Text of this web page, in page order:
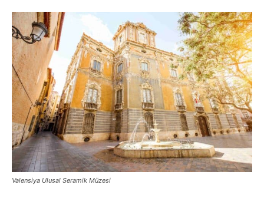
Valensiya Ulusal Seramik Müzesi